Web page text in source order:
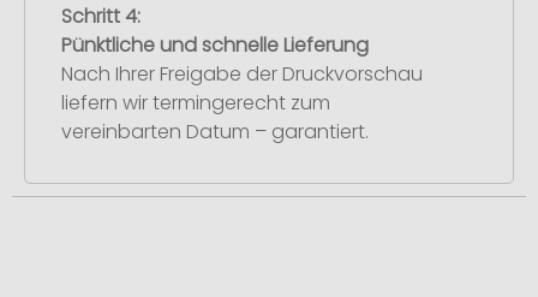
Schritt 4:
Pünktliche und schnelle Lieferung
Nach Ihrer Freigabe der Druckvorschau
liefern wir termingerecht zum
vereinbarten Datum – garantiert.